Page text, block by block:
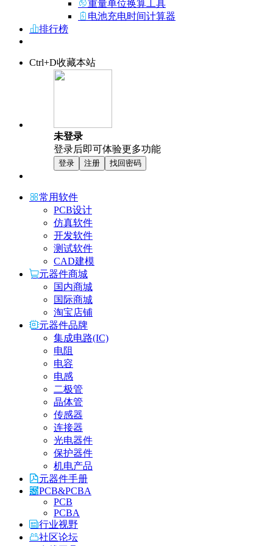
重量单位换算工具
电池充电时间计算器
排行榜
Ctrl+D收藏本站
未登录
登录后即可体验更多功能
登录 注册 找回密码
常用软件
PCB设计
仿真软件
开发软件
测试软件
CAD建模
元器件商城
国内商城
国际商城
淘宝店铺
元器件品牌
集成电路(IC)
电阻
电容
电感
二极管
晶体管
传感器
连接器
光电器件
保护器件
机电产品
元器件手册
PCB&PCBA
PCB
PCBA
行业视野
社区论坛